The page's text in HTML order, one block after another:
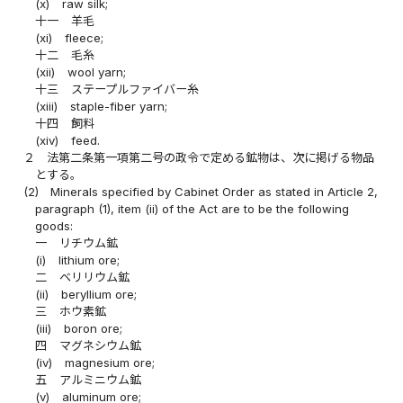
(x)
raw silk;
十一
羊毛
(xi)
fleece;
十二
毛糸
(xii)
wool yarn;
十三
ステープルファイバー糸
(xiii)
staple-fiber yarn;
十四
飼料
(xiv)
feed.
２
法第二条第一項第二号の政令で定める鉱物は、次に掲げる物品
とする。
(2)
Minerals specified by Cabinet Order as stated in Article 2,
paragraph (1), item (ii) of the Act are to be the following
goods:
一
リチウム鉱
(i)
lithium ore;
二
ベリリウム鉱
(ii)
beryllium ore;
三
ホウ素鉱
(iii)
boron ore;
四
マグネシウム鉱
(iv)
magnesium ore;
五
アルミニウム鉱
(v)
aluminum ore;